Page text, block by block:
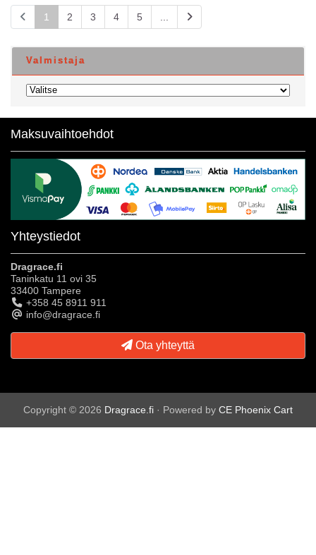
1 2 3 4 5
Valmistaja
Maksuvaihtoehdot
Yhteystiedot
Dragrace.fi
Taninkatu 11 ovi 35
33400 Tampere
+358 45 8911 911
info@dragrace.fi
Ota yhteyttä
Copyright © 2026 Dragrace.fi · Powered by CE Phoenix Cart